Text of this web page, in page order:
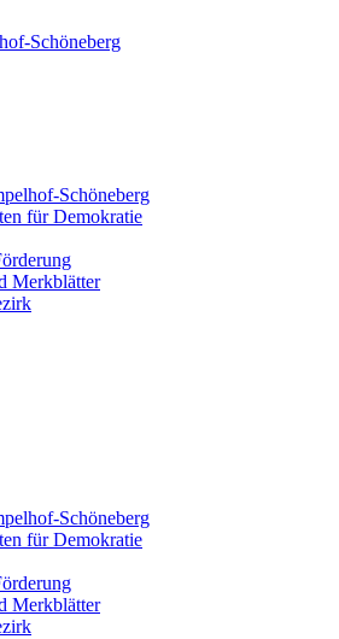
Schöneberg
für Demokratie
Merkblätter
Schöneberg
für Demokratie
Merkblätter